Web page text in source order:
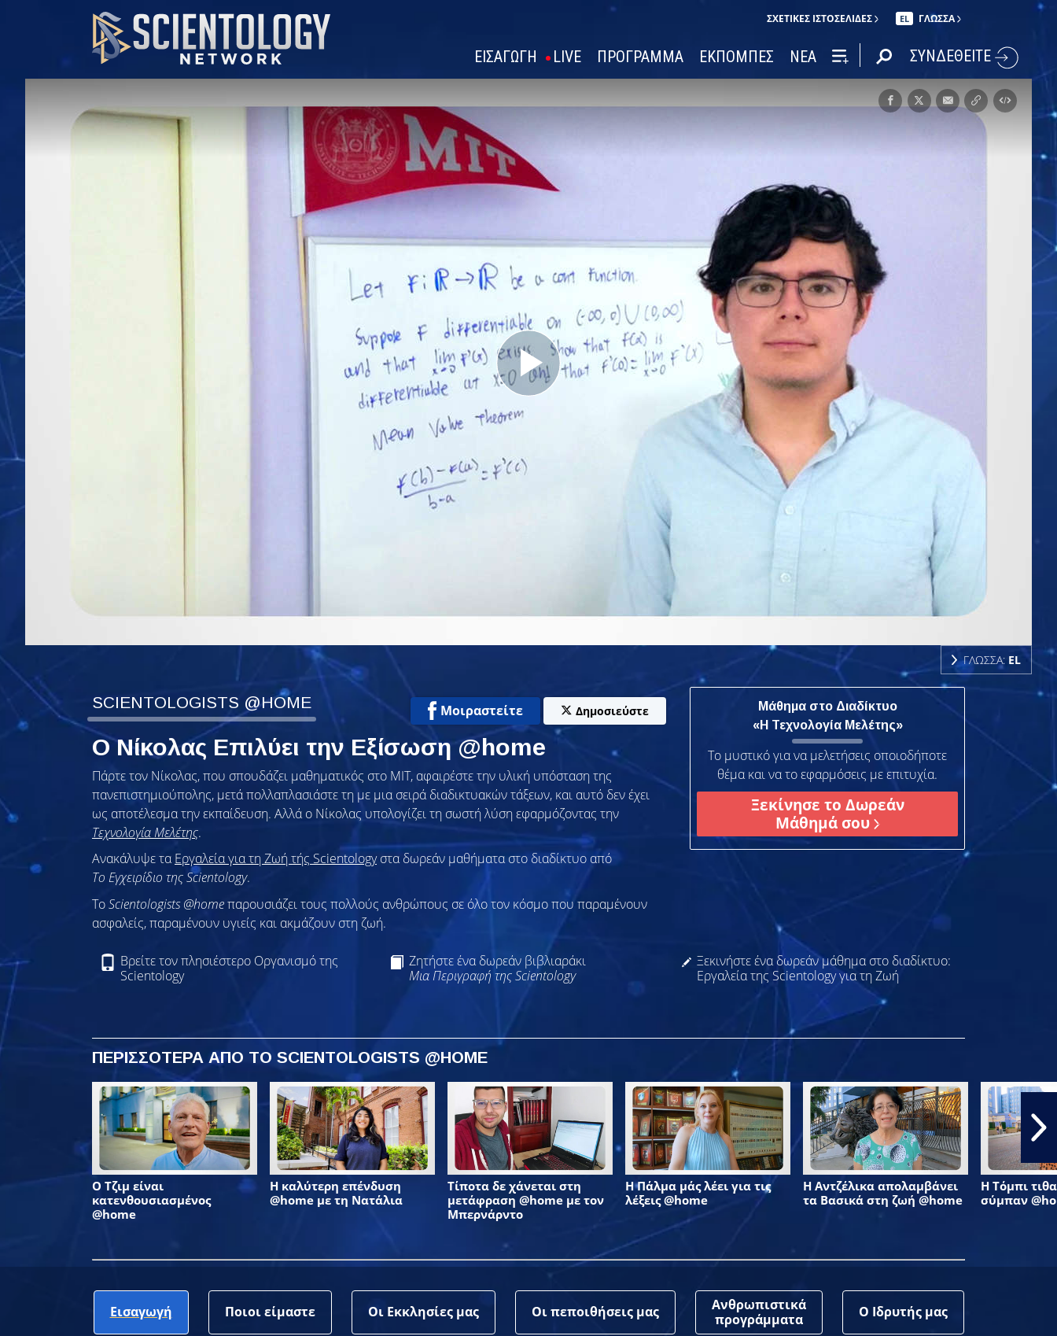
ΣΧΕΤΙΚΈΣ ΙΣΤΟΣΕΛΊΔΕΣ EL ΓΛΩΣΣΑ
ΕΙΣΑΓΩΓΗ LIVE ΠΡΟΓΡΑΜΜΑ ΕΚΠΟΜΠΕΣ ΝΕΑ ΣΥΝΔΕΘΕΙΤΕ
Play
Video
ΓΛΩΣΣΑ: EL
SCIENTOLOGISTS @HOME Μοιραστείτε Δημοσιεύστε
Ο Νίκολας Επιλύει την Εξίσωση @home
Πάρτε τον Νίκολας, που σπουδάζει μαθηματικός στο ΜΙΤ, αφαιρέστε την υλική υπόσταση της
πανεπιστημιούπολης, μετά πολλαπλασιάστε τη με μια σειρά διαδικτυακών τάξεων, και αυτό δεν έχει
ως αποτέλεσμα την εκπαίδευση. Αλλά ο Νίκολας υπολογίζει τη σωστή λύση εφαρμόζοντας την
Τεχνολογία Μελέτης.
Ανακάλυψε ταΕργαλεία για τη Ζωή τής Scientologyστα δωρεάν μαθήματα στο διαδίκτυο από
Το Εγχειρίδιο της Scientology.
ToScientologists @homeπαρουσιάζει τους πολλούς ανθρώπους σε όλο τον κόσμο που παραμένουν
ασφαλείς, παραμένουν υγιείς και ακμάζουν στη ζωή.
Μάθημα στο Διαδίκτυο
«Η Τεχνολογία Μελέτης»
Το μυστικό για να μελετήσεις οποιοδήποτε
θέμα και να το εφαρμόσεις με επιτυχία.
Ξεκίνησε το Δωρεάν
Μάθημά σου
Βρείτε τον πλησιέστερο Οργανισμό της
Scientology
Ζητήστε ένα δωρεάν βιβλιαράκι
Μια Περιγραφή της Scientology
Ξεκινήστε ένα δωρεάν μάθημα στο διαδίκτυο:
Εργαλεία της Scientology για τη Ζωή
ΠΕΡΙΣΣΟΤΕΡΑ ΑΠΟ ΤΟ SCIENTOLOGISTS @HOME
Ο Τζιμ είναι
κατενθουσιασμένος
@home
Η καλύτερη επένδυση
@home με τη Νατάλια
Τίποτα δε χάνεται στη
μετάφραση @home με τον
Μπερνάρντο
Η Πάλμα μάς λέει για τις
λέξεις @home
Η Αντζέλικα απολαμβάνει
τα Βασικά στη ζωή @home
Η Τόμπι
σύμπαν
Εισαγωγή Ποιοι είμαστε Οι Εκκλησίες μας Οι πεποιθήσεις μας
Ανθρωπιστικά
προγράμματα
Ο Ιδρυτής μας